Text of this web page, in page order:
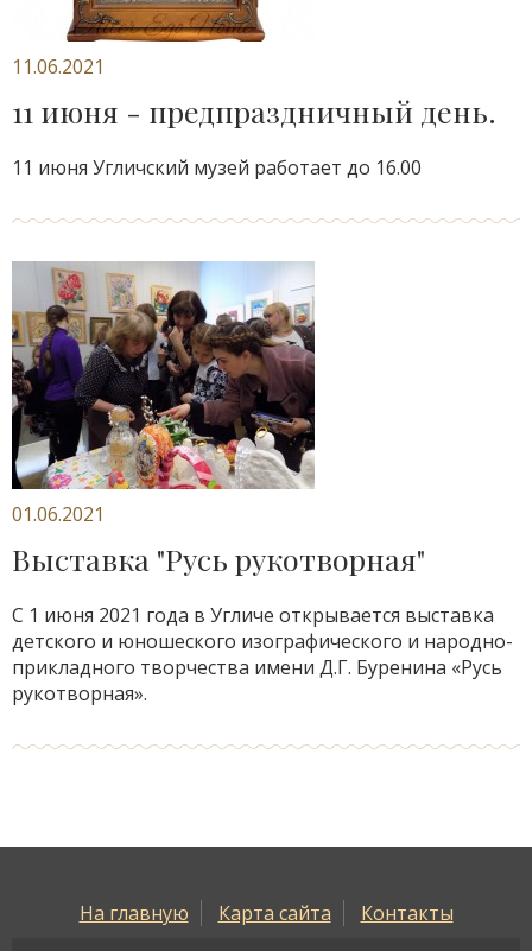
11.06.2021
11 июня - предпраздничный день.
11 июня Угличский музей работает до 16.00
01.06.2021
Выставка "Русь рукотворная"
С 1 июня 2021 года в Угличе открывается выставка
детского и юношеского изографического и народно-
прикладного творчества имени Д.Г. Буренина «Русь
рукотворная».
На главную Карта сайта
Контакты